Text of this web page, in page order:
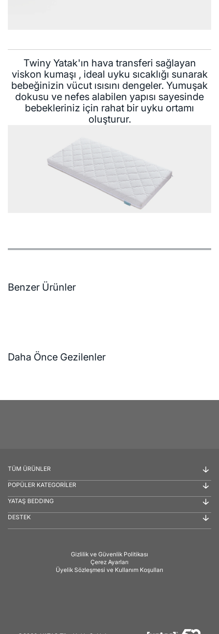
Twiny Yatak'ın hava transferi sağlayan
viskon kumaşı , ideal uyku sıcaklığı sunarak
bebeğinizin vücut ısısını dengeler. Yumuşak
dokusu ve nefes alabilen yapısı sayesinde
bebekleriniz için rahat bir uyku ortamı
oluşturur.
Özellikler
Ödeme Seçenekleri
Teslimat ve İade Koşulları
Benzer Ürünler
Daha Önce Gezilenler
TÜM ÜRÜNLER
POPÜLER KATEGORİLER
YATAŞ BEDDING
DESTEK
Gizlilik ve Güvenlik Politikası
Çerez Ayarları
Üyelik Sözleşmesi ve Kullanım Koşulları